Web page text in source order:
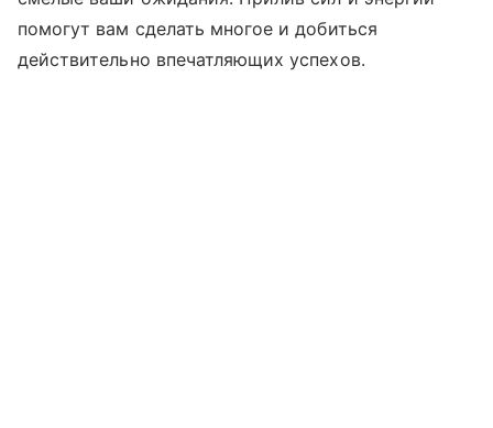
помогут вам сделать многое и добиться
действительно впечатляющих успехов.